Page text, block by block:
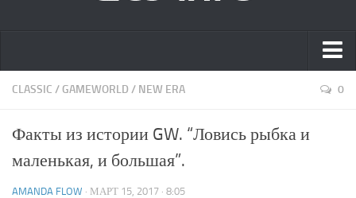
Новости
Интервью
Главная
Вакансии
CLASSIC / GAMEWORLD / NEW ERA 0
Факты из истории GW. “Ловись рыбка и
маленькая, и большая”.
AMANDA FLOW · МАРТ 15, 2017 · 8:05